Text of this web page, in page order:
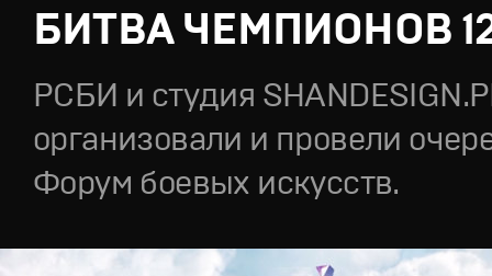
БИТВА ЧЕМПИОНОВ
РСБИ и студия
организовали и провели
Форум боевых искусств.